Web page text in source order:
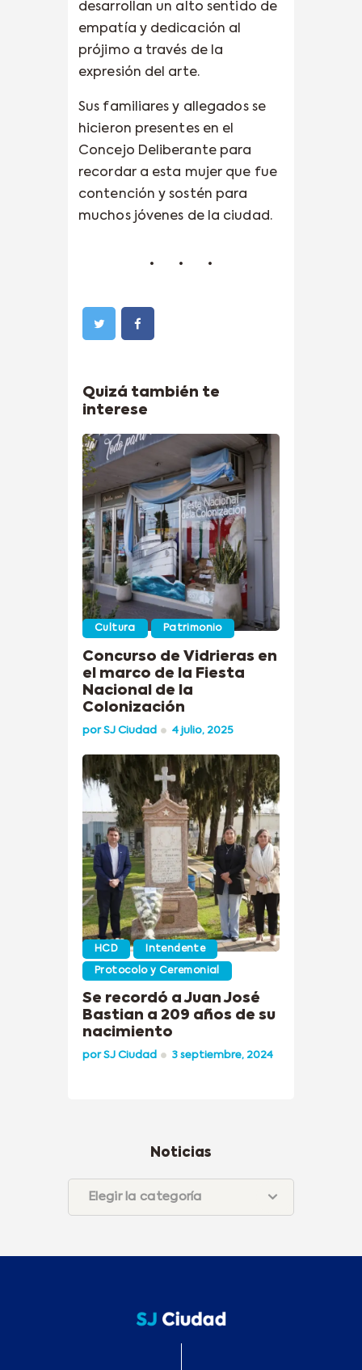
desarrollan un alto sentido de
empatía y dedicación al
prójimo a través de la
expresión del arte.
Sus familiares y allegados se
hicieron presentes en el
Concejo Deliberante para
recordar a esta mujer que fue
contención y sostén para
muchos jóvenes de la ciudad.
Quizá también te
interese
Cultura Patrimonio
Concurso de Vidrieras en
el marco de la Fiesta
Nacional de la
Colonización
porSJ Ciudad 4 julio, 2025
HCD Intendente
Protocolo y Ceremonial
Se recordó a Juan José
Bastian a 209 años de su
nacimiento
porSJ Ciudad 3 septiembre, 2024
Noticias